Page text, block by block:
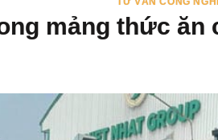
mảng thức ăn